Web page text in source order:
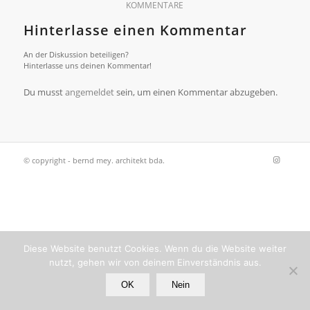
KOMMENTARE
Hinterlasse einen Kommentar
An der Diskussion beteiligen?
Hinterlasse uns deinen Kommentar!
Du musstangemeldetsein, um einen Kommentar abzugeben.
© copyright - bernd mey. architekt bda.
Diese Website benutzt Cookies. Wenn du die Website weiter
nutzt, gehen wir von deinem Einverständnis aus.
OK Nein